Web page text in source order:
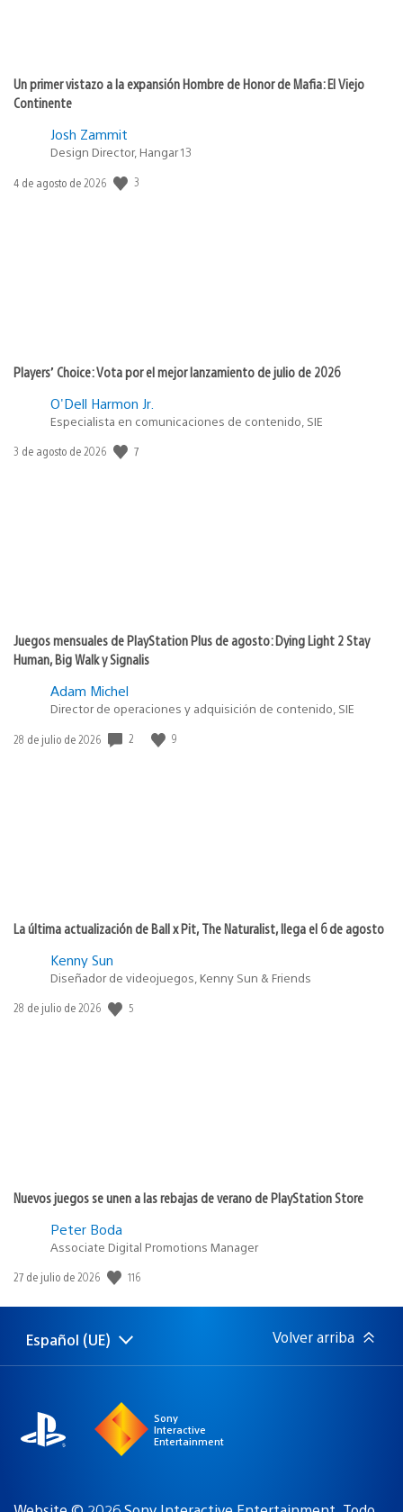
Un primer vistazo a la expansión Hombre de Honor de Mafia: El Viejo
Continente
Josh Zammit
Design Director, Hangar 13
Fecha
4 de agosto de 2026 3
Players’ Choice: Vota por el mejor lanzamiento de julio de 2026
O'Dell Harmon Jr.
Especialista en comunicaciones de contenido, SIE
Fecha
3 de agosto de 2026 7
Juegos mensuales de PlayStation Plus de agosto: Dying Light 2 Stay
Human, Big Walk y Signalis
Adam Michel
Director de operaciones y adquisición de contenido, SIE
Fecha
28 de julio de 2026 2 9
La última actualización de Ball x Pit, The Naturalist, llega el 6 de agosto
Kenny Sun
Diseñador de videojuegos, Kenny Sun & Friends
Fecha
28 de julio de 2026 5
Nuevos juegos se unen a las rebajas de verano de PlayStation Store
Peter Boda
Associate Digital Promotions Manager
Fecha
publicación:
27 de julio de 2026 116
Selecciona
una
Región
actual:
Español (UE) Volver arriba
Sony
Interactive
Entertainment